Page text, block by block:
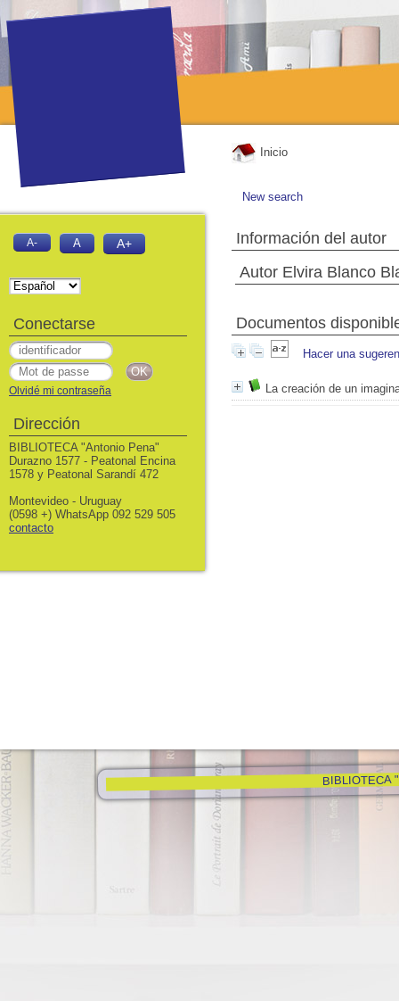
Inicio
New search
Información del autor
Autor Elvira Blanco
Documentos
Hacer una
La creación de un
BIBLIOTECA
A- A A+
Conectarse
Olvidé mi contraseña
Dirección
BIBLIOTECA "Antonio Pena"
Durazno 1577 - Peatonal Encina
1578 y Peatonal Sarandí 472
Montevideo - Uruguay
(0598 +) WhatsApp 092 529 505
contacto